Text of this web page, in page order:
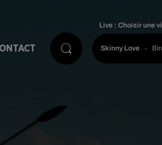
Live :Choisir une
Skinny Love -